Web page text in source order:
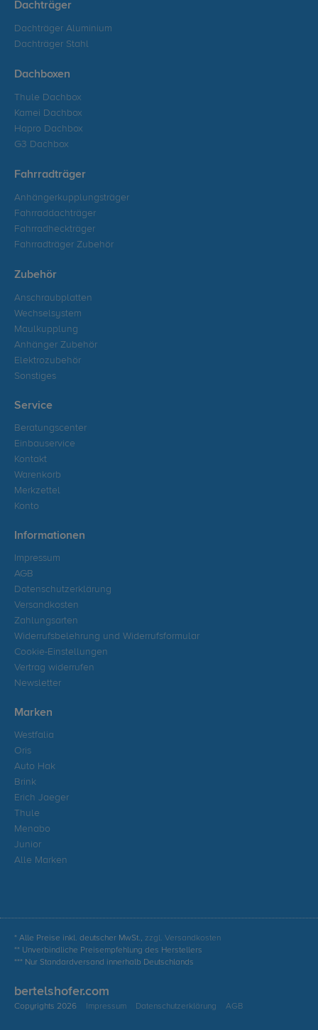
Dachträger
Dachträger Aluminium
Dachträger Stahl
Dachboxen
Thule Dachbox
Kamei Dachbox
Hapro Dachbox
G3 Dachbox
Fahrradträger
Anhängerkupplungsträger
Fahrraddachträger
Fahrradheckträger
Fahrradträger Zubehör
Zubehör
Anschraubplatten
Wechselsystem
Maulkupplung
Anhänger Zubehör
Elektrozubehör
Sonstiges
Service
Beratungscenter
Einbauservice
Kontakt
Warenkorb
Merkzettel
Konto
Informationen
Impressum
AGB
Datenschutzerklärung
Versandkosten
Zahlungsarten
Widerrufsbelehrung und Widerrufsformular
Cookie-Einstellungen
Vertrag widerrufen
Newsletter
Marken
Westfalia
Oris
Auto Hak
Brink
Erich Jaeger
Thule
Menabo
Junior
Alle Marken
* Alle Preise inkl. deutscher MwSt., zzgl. Versandkosten
** Unverbindliche Preisempfehlung des Herstellers
*** Nur Standardversand innerhalb Deutschlands
bertelshofer.com
Copyrights 2026 Impressum Datenschutzerklärung AGB